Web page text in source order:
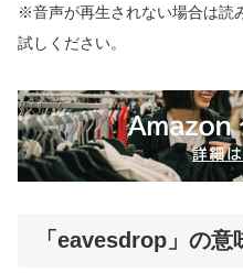
※音声が再生されない場合は読
試しください。
「eavesdrop」の意